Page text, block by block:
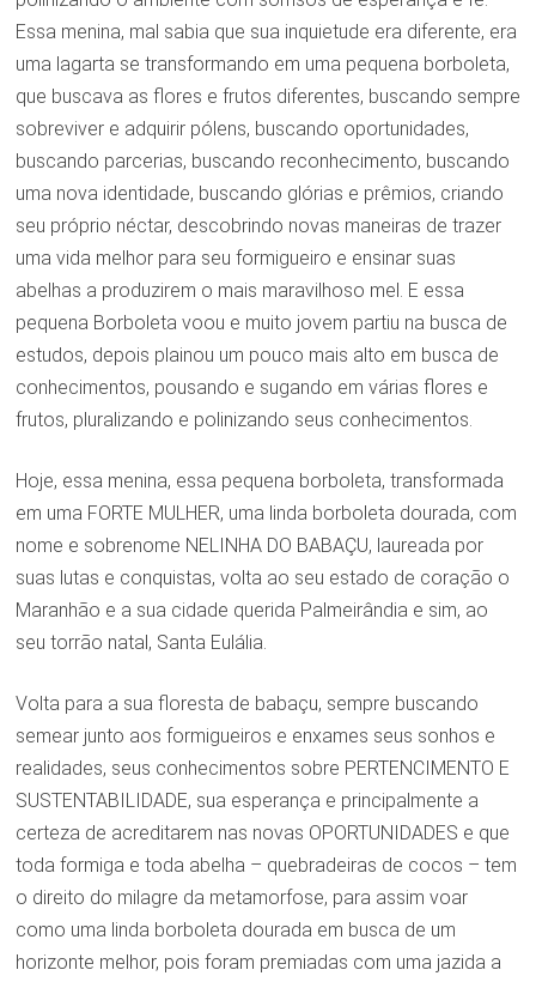
Essa menina, mal sabia que sua inquietude era diferente, era
uma lagarta se transformando em uma pequena borboleta,
que buscava as flores e frutos diferentes, buscando sempre
sobreviver e adquirir pólens, buscando oportunidades,
buscando parcerias, buscando reconhecimento, buscando
uma nova identidade, buscando glórias e prêmios, criando
seu próprio néctar, descobrindo novas maneiras de trazer
uma vida melhor para seu formigueiro e ensinar suas
abelhas a produzirem o mais maravilhoso mel. E essa
pequena Borboleta voou e muito jovem partiu na busca de
estudos, depois plainou um pouco mais alto em busca de
conhecimentos, pousando e sugando em várias flores e
frutos, pluralizando e polinizando seus conhecimentos.
Hoje, essa menina, essa pequena borboleta, transformada
em uma FORTE MULHER, uma linda borboleta dourada, com
nome e sobrenome NELINHA DO BABAÇU, laureada por
suas lutas e conquistas, volta ao seu estado de coração o
Maranhão e a sua cidade querida Palmeirândia e sim, ao
seu torrão natal, Santa Eulália.
Volta para a sua floresta de babaçu, sempre buscando
semear junto aos formigueiros e enxames seus sonhos e
realidades, seus conhecimentos sobre PERTENCIMENTO E
SUSTENTABILIDADE, sua esperança e principalmente a
certeza de acreditarem nas novas OPORTUNIDADES e que
toda formiga e toda abelha – quebradeiras de cocos – tem
o direito do milagre da metamorfose, para assim voar
como uma linda borboleta dourada em busca de um
horizonte melhor, pois foram premiadas com uma jazida a